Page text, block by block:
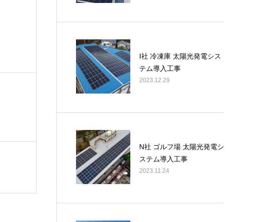
I社 冷凍庫 太陽光発電シス
テム導入工事
2023.12.29
N社 ゴルフ場 太陽光発電シ
ステム導入工事
2023.11.24